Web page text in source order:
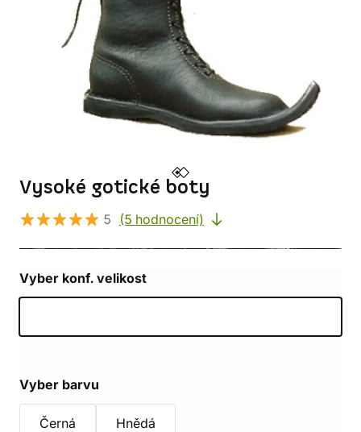
Vysoké gotické boty
5 (5 hodnocení)
Vyber konf. velikost
Vyber barvu
Černá Hnědá